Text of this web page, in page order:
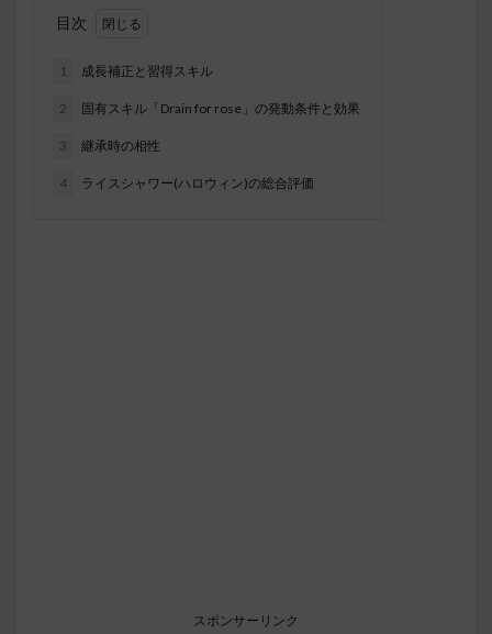
目次
1 成長補正と習得スキル
2 固有スキル「Drain for rose」の発動条件と効果
3 継承時の相性
4 ライスシャワー(ハロウィン)の総合評価
スポンサーリンク